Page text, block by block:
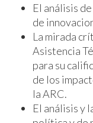
El análisis
de
La mirada
Asistencia
para su
de los
la ARC.
El análisis y